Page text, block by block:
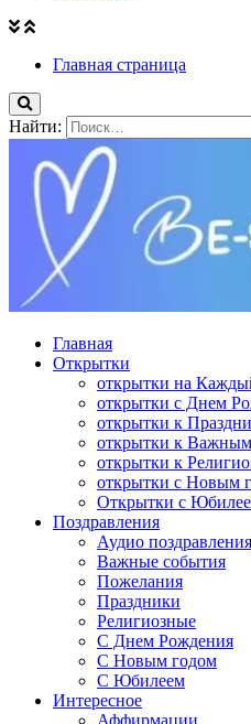
Главная страница
Найти:
Главная
Открытки
открытки на
открытки с Днем
открытки к
открытки к
открытки к
открытки с Новым
Открытки с
Поздравления
Аудио поздравления
Важные события
Пожелания
Праздники
Религиозные
С Днем Рождения
С Новым годом
С Юбилеем
Интересное
Аффирмации